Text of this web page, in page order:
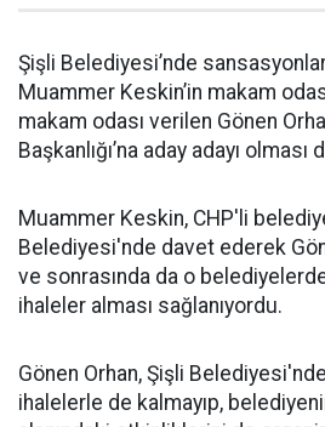
Şişli Belediyesi’nde
Muammer Keskin’in makam
makam odası verilen Gönen
Başkanlığı’na aday adayı
Muammer Keskin, CHP'li
Belediyesi'nde davet ederek
ve sonrasında da o
ihaleler alması sağlanıyordu.
Gönen Orhan, Şişli
ihalelerle de kalmayıp,